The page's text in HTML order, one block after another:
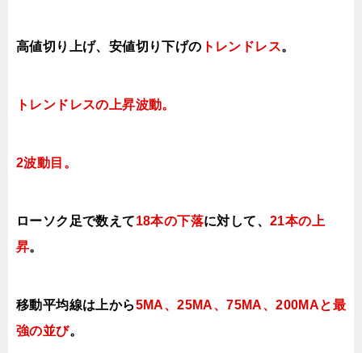
高値切り上げ、安値切り下げの トレンドレス。
トレンドレスの上昇波動。
2波動目。
ローソク足で数えて18本の下落に対して、21本の上
昇。
移動平均線は上から5MA、25MA、75MA、200MAと最
強の並び。